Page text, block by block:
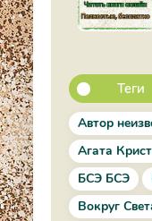
Теги
Автор
Агата
БСЭ БСЭ
Вокруг